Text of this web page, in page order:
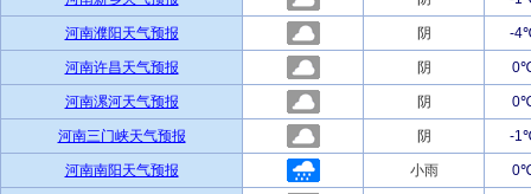
河南濮阳天气预报 阴 -
河南许昌天气预报 阴
河南漯河天气预报 阴
河南三门峡天气预报 阴 -
河南南阳天气预报 小雨